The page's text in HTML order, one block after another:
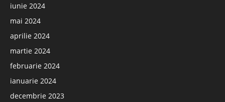
iunie 2024
mai 2024
aprilie 2024
martie 2024
februarie 2024
ianuarie 2024
decembrie 2023